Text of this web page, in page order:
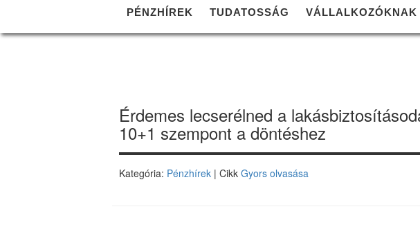
PÉNZHÍREK TUDATOSSÁG VÁLLALKOZÓKNAK
Érdemes lecserélned a
10+1 szempont a döntéshez
Kategória: Pénzhírek | Cikk Gyors olvasása